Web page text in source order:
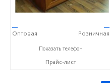
—
Оптовая
—
Розничная
+7 (8432) 59-49-97
Показать телефон
Прайс-лист